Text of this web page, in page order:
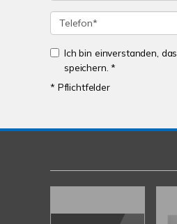
Ich bin einverstanden,
speichern. *
* Pflichtfelder